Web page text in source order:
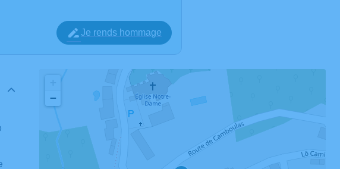
Je rends hommage
−